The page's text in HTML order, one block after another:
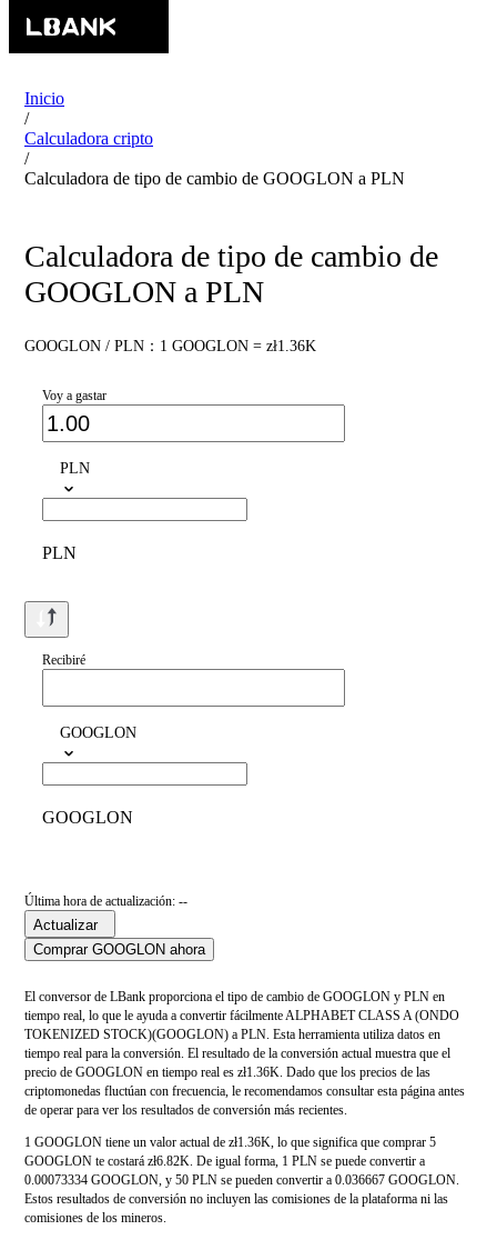
Inicio
/
Calculadora cripto
/
Calculadora de tipo de cambio de GOOGLON a PLN
Calculadora de tipo de cambio de
GOOGLON a PLN
GOOGLON / PLN：1 GOOGLON = zł1.36K
Voy a gastar
PLN
PLN
Recibiré
GOOGLON
GOOGLON
Última hora de actualización: --
Actualizar
Comprar GOOGLON ahora
El conversor de LBank proporciona el tipo de cambio de GOOGLON y PLN en
tiempo real, lo que le ayuda a convertir fácilmente ALPHABET CLASS A (ONDO
TOKENIZED STOCK)(GOOGLON) a PLN. Esta herramienta utiliza datos en
tiempo real para la conversión. El resultado de la conversión actual muestra que el
precio de GOOGLON en tiempo real es zł1.36K. Dado que los precios de las
criptomonedas fluctúan con frecuencia, le recomendamos consultar esta página antes
de operar para ver los resultados de conversión más recientes.
1 GOOGLON tiene un valor actual de zł1.36K, lo que significa que comprar 5
GOOGLON te costará zł6.82K. De igual forma, 1 PLN se puede convertir a
0.00073334 GOOGLON, y 50 PLN se pueden convertir a 0.036667 GOOGLON.
Estos resultados de conversión no incluyen las comisiones de la plataforma ni las
comisiones de los mineros.